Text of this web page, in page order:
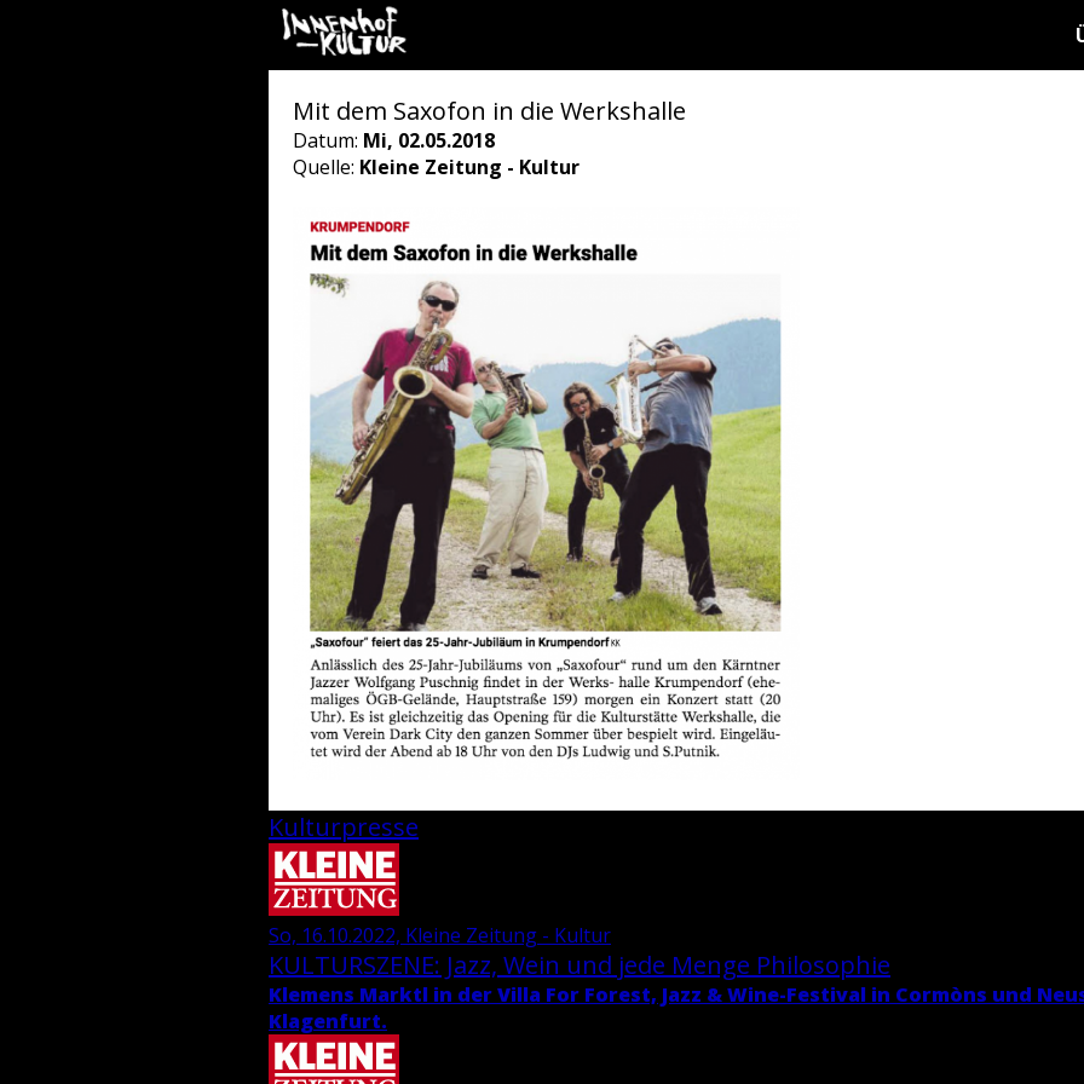
Mit dem Saxofon in die Werkshalle
Datum: Mi, 02.05.2018
Quelle: Kleine Zeitung - Kultur
Kulturpresse
So, 16.10.2022, Kleine Zeitung - Kultur
KUL­TUR­SZE­NE: Jazz, Wein und jede Menge Phi­lo­so­phie
Kle­mens Marktl in der Villa For Fo­rest, Jazz & Wi­ne-Fes­ti­val in Cormòns und
Kla­gen­furt.